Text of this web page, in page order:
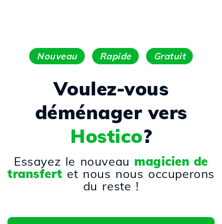
Nouveau Rapide Gratuit
Voulez-vous
déménager vers
Hostico?
Essayez le nouveau magicien de
transfert et nous nous occuperons
du reste !